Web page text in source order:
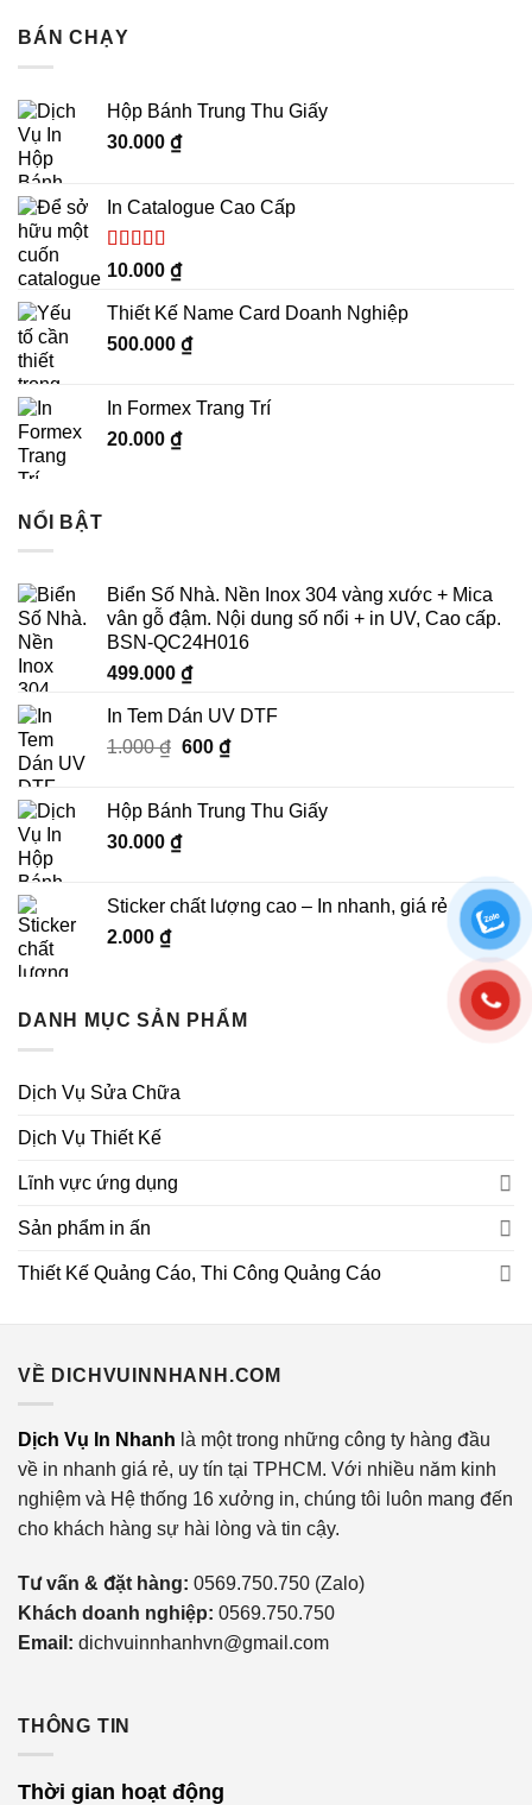
BÁN CHẠY
Hộp Bánh Trung Thu Giấy
30.000 ₫
In Catalogue Cao Cấp
Được xếp
5.00
sao
10.000 ₫
Thiết Kế Name Card Doanh Nghiệp
500.000 ₫
In Formex Trang Trí
20.000 ₫
NỔI BẬT
Biển Số Nhà. Nền Inox 304 vàng xước + Mica
vân gỗ đậm. Nội dung số nổi + in UV, Cao cấp.
BSN-QC24H016
499.000 ₫
In Tem Dán UV DTF
1.000₫ Giá
1.000 ₫.
600 ₫Giá
là:
Hộp Bánh Trung Thu Giấy
30.000 ₫
Sticker chất lượng cao – In nhanh, giá rẻ
2.000 ₫
DANH MỤC SẢN PHẨM
Dịch Vụ Sửa Chữa
Dịch Vụ Thiết Kế
Lĩnh vực ứng dụng
Sản phẩm in ấn
Thiết Kế Quảng Cáo, Thi Công Quảng Cáo
VỀ DICHVUINNHANH.COM
Dịch Vụ In Nhanh là một trong những công ty hàng đầu
về in nhanh giá rẻ, uy tín tại TPHCM. Với nhiều năm kinh
nghiệm và Hệ thống 16 xưởng in, chúng tôi luôn mang đến
cho khách hàng sự hài lòng và tin cậy.
Tư vấn & đặt hàng: 0569.750.750 (Zalo)
Khách doanh nghiệp: 0569.750.750
Email: dichvuinnhanhvn@gmail.com
THÔNG TIN
Thời gian hoạt động